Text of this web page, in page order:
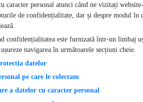
caracter personal atunci când ne vizitați
de confidențialitate, dar și despre modul în
confidențialitatea este furnizată într-un limbaj
navigarea în următoarele secțiuni cheie.
datelor
pe care le colectam
a datelor cu caracter personal